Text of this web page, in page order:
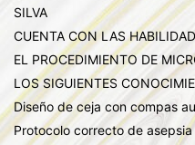
SILVA
CUENTA CON LAS
EL PROCEDIMIENTO DE
LOS SIGUIENTES
Diseño de ceja con compas
Protocolo correcto de